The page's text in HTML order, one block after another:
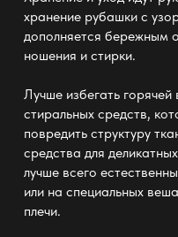
хранение рубашки с
дополняется бережным
ношения и стирки.
Лучше избегать
стиральных средств,
повредить структуру
средства для
лучше всего
или на специальных
плечи.